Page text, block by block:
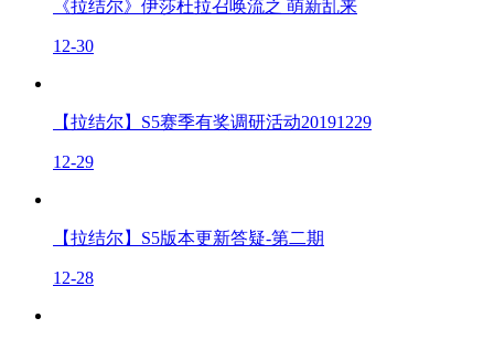
《拉结尔》伊莎杜拉召唤流之 萌新乱来
12-30
【拉结尔】S5赛季有奖调研活动20191229
12-29
【拉结尔】S5版本更新答疑-第二期
12-28